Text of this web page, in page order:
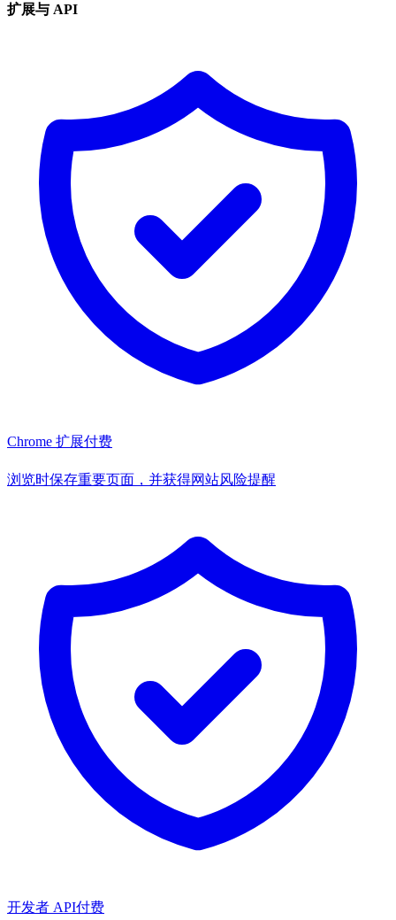
扩展与 API
Chrome 扩展付费
浏览时保存重要页面，并获得网站风险提醒
开发者 API付费